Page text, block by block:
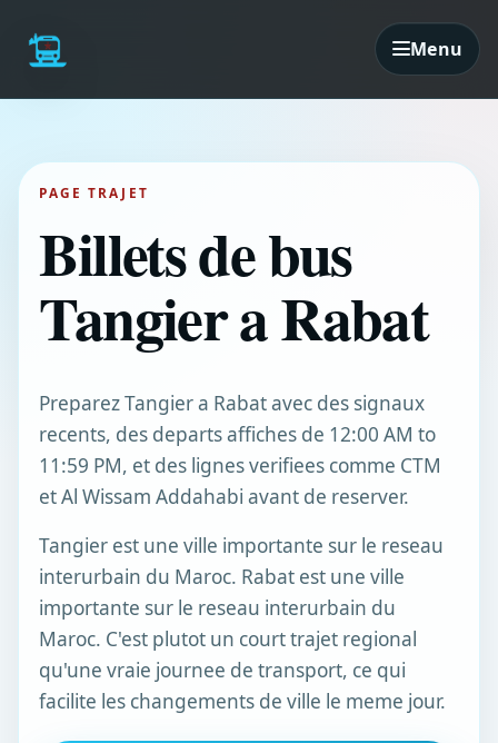
Menu
PAGE TRAJET
Billets de bus
Tangier a Rabat
Preparez Tangier a Rabat avec des signaux
recents, des departs affiches de 12:00 AM to
11:59 PM, et des lignes verifiees comme CTM
et Al Wissam Addahabi avant de reserver.
Tangier est une ville importante sur le reseau
interurbain du Maroc. Rabat est une ville
importante sur le reseau interurbain du
Maroc. C'est plutot un court trajet regional
qu'une vraie journee de transport, ce qui
facilite les changements de ville le meme jour.